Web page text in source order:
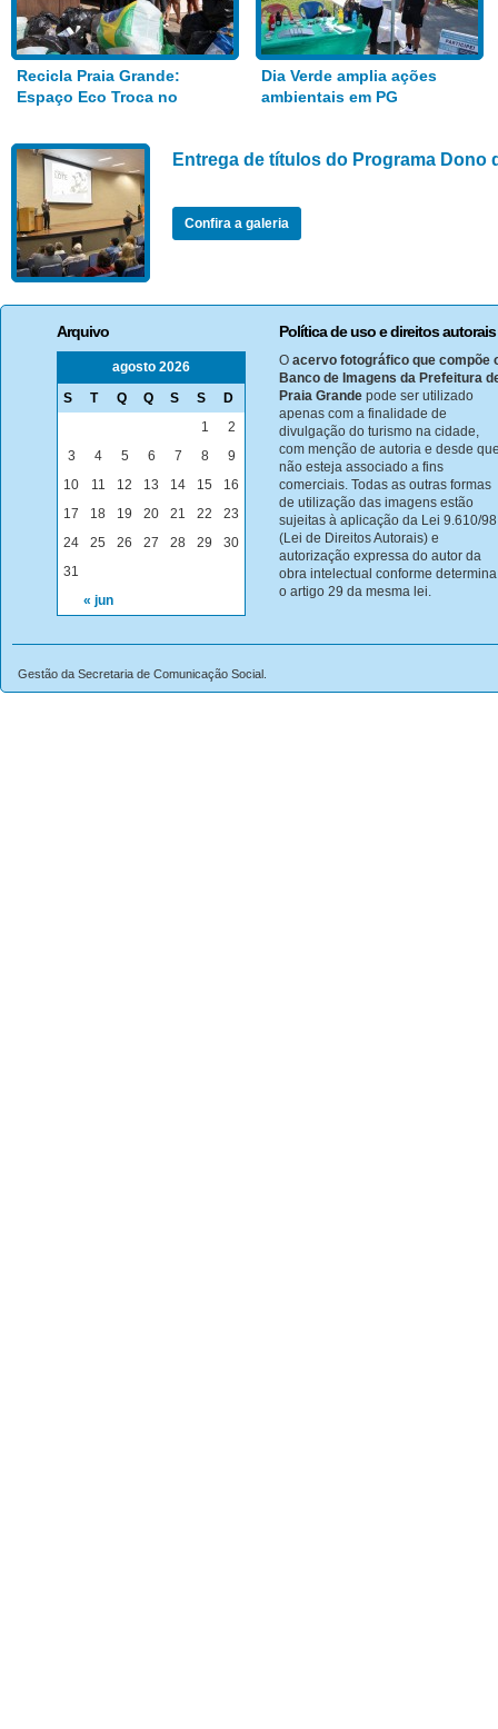
Recicla Praia Grande:
Espaço Eco Troca no
Dia Verde amplia ações
ambientais em PG
Entrega de títulos do Programa Dono
Confira a galeria
Arquivo
agosto 2026
S
T Q Q S S D
« jun
1
2
3
4 5 6 7 8
9
10
11 12 13 14 15
16
17
18 19 20 21 22
23
24
25 26 27 28 29
30
31
Política de uso e direitos autorais
O acervo fotográfico que compõe
Banco de Imagens da Prefeitura
Praia Grande pode ser utilizado
apenas com a finalidade de
divulgação do turismo na cidade,
com menção de autoria e desde
não esteja associado a fins
comerciais. Todas as outras formas
de utilização das imagens estão
sujeitas à aplicação da Lei 9.610/98
(Lei de Direitos Autorais) e
autorização expressa do autor da
obra intelectual conforme determina
o artigo 29 da mesma lei.
Gestão da Secretaria de Comunicação Social.